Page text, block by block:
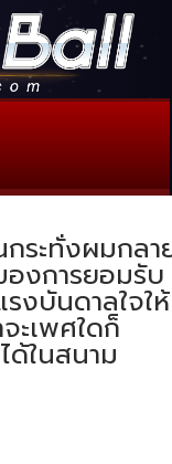
กระทั่งผมกลา
งการยอมรับ
งบันดาลใจให้
ะเพศใดก็
ด้ในสนาม